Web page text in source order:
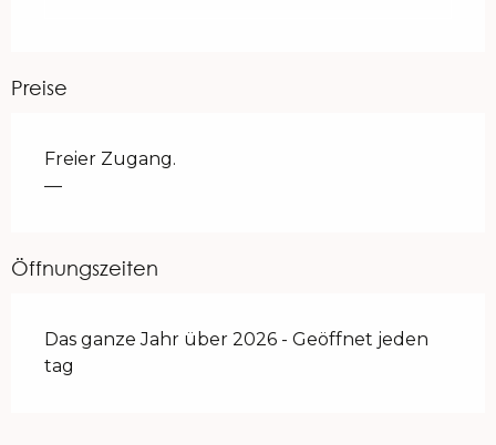
Preise
Freier Zugang.
—
Öffnungszeiten
Das ganze Jahr über 2026 - Geöffnet jeden
tag